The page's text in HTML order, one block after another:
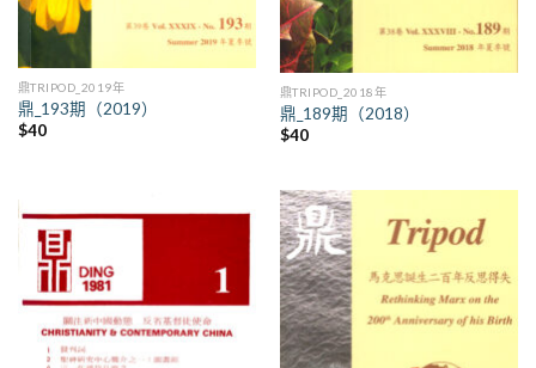
鼎TRIPOD_2019年
鼎_193期（2019）
$40
鼎TRIPOD_2018年
鼎_189期（2018）
$40